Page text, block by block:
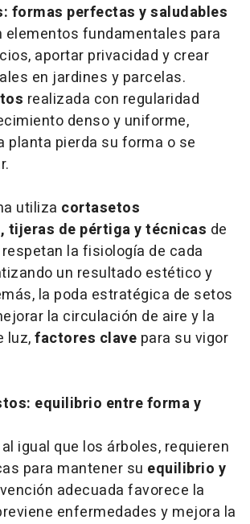
formas perfectas y saludables
elementos fundamentales para
aportar privacidad y crear
en jardines y parcelas.
realizada con regularidad
denso y uniforme,
planta pierda su forma o se
utiliza cortasetos
tijeras de pértiga y técnicas de
la fisiología de cada
un resultado estético y
la poda estratégica de setos
la circulación de aire y la
luz,factores clave para su vigor
equilibrio entre forma y
igual que los árboles, requieren
para mantener su equilibrio y
adecuada favorece la
enfermedades y mejora la